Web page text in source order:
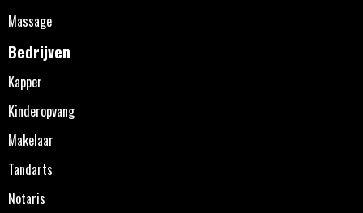
Massage
Bedrijven
Kapper
Kinderopvang
Makelaar
Tandarts
Notaris